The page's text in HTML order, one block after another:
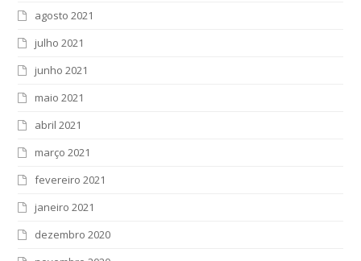
agosto 2021
julho 2021
junho 2021
maio 2021
abril 2021
março 2021
fevereiro 2021
janeiro 2021
dezembro 2020